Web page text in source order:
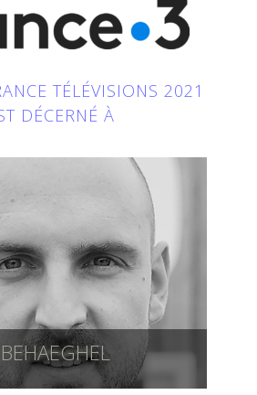
TÉLÉVISIONS 2021
DÉCERNÉ À